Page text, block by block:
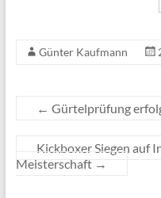
Günter Kaufmann
← Gürtelprüfung
Kickboxer Siegen auf
Meisterschaft →